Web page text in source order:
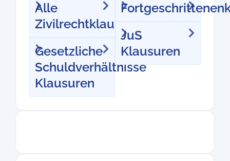
Alle
Zivilrechtklausuren
Gesetzliche
Schuldverhältnisse
Klausuren
JuS
Klausuren